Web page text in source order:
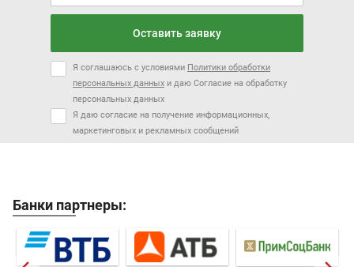
Оставить заявку
Я соглашаюсь с условиями Политики обработки
персональных данных и даю Согласие на обработку
персональных данных
Я даю согласие на получение информационных,
маркетинговых и рекламных сообщений
Банки партнеры: